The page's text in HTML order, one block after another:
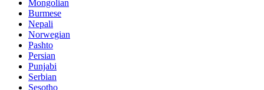
Mongolian
Burmese
Nepali
Norwegian
Pashto
Persian
Punjabi
Serbian
Sesotho